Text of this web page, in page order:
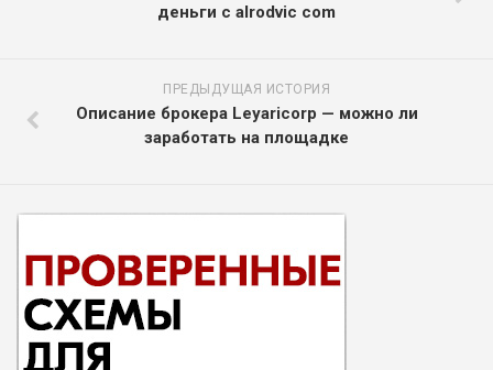
деньги с alrodvic com
ПРЕДЫДУЩАЯ ИСТОРИЯ
Описание брокера Leyaricorp — можно ли
заработать на площадке